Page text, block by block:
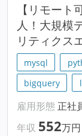
【リモー
人！大規模
リティクス
mysql
bigquery
雇用形態 正社
年収 552万円